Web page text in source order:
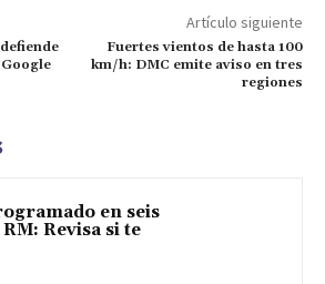
Artículo siguiente
Fuertes vientos de hasta 100
km/h: DMC emite aviso en tres
regiones
en seis
Revisa si te